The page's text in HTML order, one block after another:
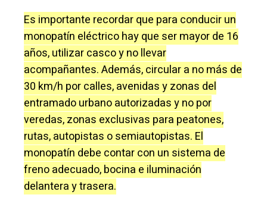
Es importante recordar que para conducir un
monopatín eléctrico hay que ser mayor de 16
años, utilizar casco y no llevar
acompañantes. Además, circular a no más de
30 km/h por calles, avenidas y zonas del
entramado urbano autorizadas y no por
veredas, zonas exclusivas para peatones,
rutas, autopistas o semiautopistas. El
monopatín debe contar con un sistema de
freno adecuado, bocina e iluminación
delantera y trasera.